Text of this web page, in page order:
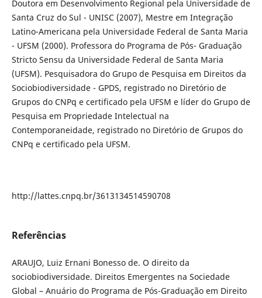
Doutora em Desenvolvimento Regional pela Universidade de
Santa Cruz do Sul - UNISC (2007), Mestre em Integração
Latino-Americana pela Universidade Federal de Santa Maria
- UFSM (2000). Professora do Programa de Pós- Graduação
Stricto Sensu da Universidade Federal de Santa Maria
(UFSM). Pesquisadora do Grupo de Pesquisa em Direitos da
Sociobiodiversidade - GPDS, registrado no Diretório de
Grupos do CNPq e certificado pela UFSM e líder do Grupo de
Pesquisa em Propriedade Intelectual na
Contemporaneidade, registrado no Diretório de Grupos do
CNPq e certificado pela UFSM.
http://lattes.cnpq.br/3613134514590708
Referências
ARAUJO, Luiz Ernani Bonesso de. O direito da
sociobiodiversidade. Direitos Emergentes na Sociedade
Global – Anuário do Programa de Pós-Graduação em Direito